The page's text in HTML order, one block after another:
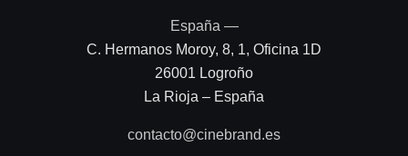
España —
C. Hermanos Moroy, 8, 1, Oficina 1D
26001 Logroño
La Rioja – España
contacto@cinebrand.es